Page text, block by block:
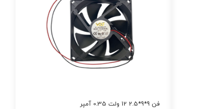
فن 9*9*2.5 12 ولت 0.35 آمپر